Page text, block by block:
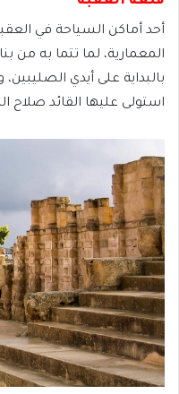
أحد أماكن السياحة في
المعمارية، لما تتما به من
بالبداية على أيدي
استولى عليها القائد صلاح الدين